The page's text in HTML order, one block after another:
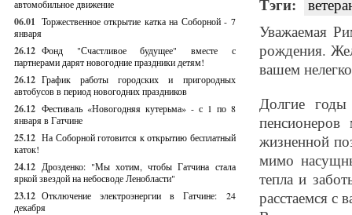
автомобильное движение
06.01 Торжественное открытие катка на Соборной - 7
января
26.12 Фонд "Счастливое будущее" вместе с
партнерами дарят новогодние праздники детям!
26.12 График работы городских и пригородных
автобусов в период новогодних праздников
26.12 Фестиваль «Новогодняя кутерьма» - с 1 по 8
января в Гатчине
25.12 На Соборной готовится к открытию бесплатный
каток!
24.12 Дрозденко: "Мы хотим, чтобы Гатчина стала
яркой звездой на небосводе Ленобласти"
23.12 Отключение электроэнергии в Гатчине: 24
декабря
Тэги:
Уважаемая
рождения.
вашем
Долгие годы
жизненной
мимо
тепла и
расстаемся с